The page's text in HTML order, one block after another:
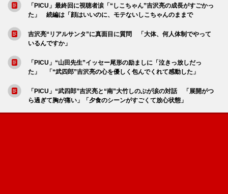
「PICU」最終回に視聴者涙「“しこちゃん”吉沢亮の成長がすごかっ
た」 続編は「顔はいいのに、モテないしこちゃんのままで
吉沢亮“リアルサンタ”に真面目に質問 「大体、何人体制でやって
いるんですか」
「PICU」“山田先生”イッセー尾形の励ましに「泣きっ放しだっ
た」 「“武四郎”吉沢亮の心を優しく包んでくれて感動した」
「PICU」“武四郎”吉沢亮と“南”大竹しのぶが涙の対話 「展開がつ
ら過ぎて胸が痛い」「夕食のシーンがすごくて放心状態」